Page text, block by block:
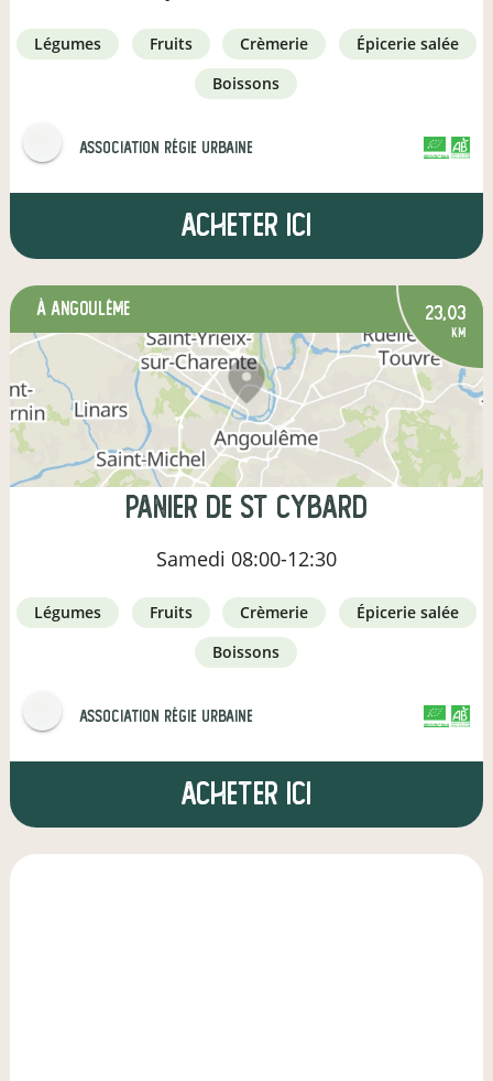
légumes fruits crèmerie
épicerie salée
boissons
Association Régie Urbaine
Acheter ici
à Angoulême 23,03
km
Panier de St Cybard
Samedi 08:00-12:30
légumes fruits crèmerie
épicerie salée
boissons
Association Régie Urbaine
Acheter ici